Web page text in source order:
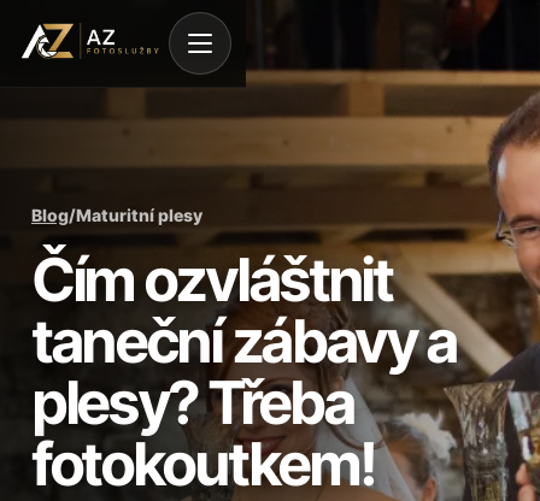
Blog/Maturitní plesy
Čím ozvláštnit
taneční zábavy a
plesy? Třeba
fotokoutkem!